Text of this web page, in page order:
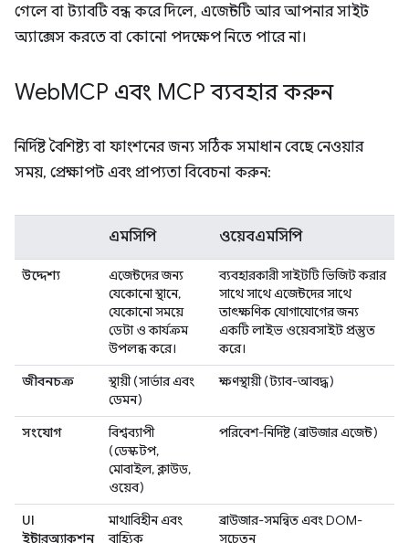
গেলে বা ট্যাবটি বন্ধ করে দিলে, এজেন্টটি আর আপনার সাইট
অ্যাক্সেস করতে বা কোনো পদক্ষেপ নিতে পারে না।
WebMCP এবং MCP ব্যবহার করুন
নির্দিষ্ট বৈশিষ্ট্য বা ফাংশনের জন্য সঠিক সমাধান বেছে নেওয়ার
সময়, প্রেক্ষাপট এবং প্রাপ্যতা বিবেচনা করুন:
এমসিপি ওয়েবএমসিপি
উদ্দেশ্য
এজেন্টদের জন্য
যেকোনো স্থানে,
যেকোনো সময়ে
ডেটা ও কার্যক্রম
উপলব্ধ করে।
ব্যবহারকারী সাইটটি ভিজিট করার
সাথে সাথে এজেন্টদের সাথে
তাৎক্ষণিক যোগাযোগের জন্য
একটি লাইভ ওয়েবসাইট প্রস্তুত
করে।
জীবনচক্র
স্থায়ী (সার্ভার এবং
ডেমন)
ক্ষণস্থায়ী (ট্যাব-আবদ্ধ)
সংযোগ
বিশ্বব্যাপী
(ডেস্কটপ,
মোবাইল, ক্লাউড,
ওয়েব)
পরিবেশ-নির্দিষ্ট (ব্রাউজার এজেন্ট)
UI
ইন্টারঅ্যাকশন
মাথাবিহীন এবং
বাহ্যিক
ব্রাউজার-সমন্বিত এবং DOM-
সচেতন